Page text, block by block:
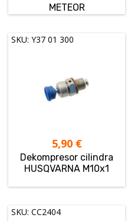
METEOR
SKU: Y37 01 300
5,90 €
Dekompresor cilindra
HUSQVARNA M10x1
SKU: CC2404